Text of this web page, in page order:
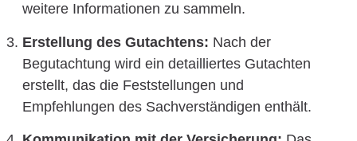
weitere Informationen zu sammeln.
Erstellung des Gutachtens: Nach der
Begutachtung wird ein detailliertes Gutachten
erstellt, das die Feststellungen und
Empfehlungen des Sachverständigen enthält.